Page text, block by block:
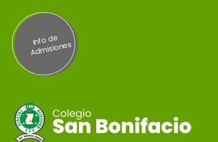
Inf
o
d
e
A
d
misi
on
es